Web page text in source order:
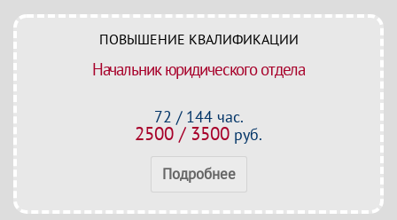
ПОВЫШЕНИЕ КВАЛИФИКАЦИИ
Начальник юридического отдела
72 / 144 час.
2500 / 3500 руб.
Подробнее